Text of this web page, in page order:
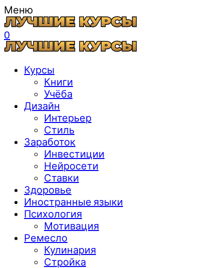
Меню
0
Курсы
Книги
Учёба
Дизайн
Интерьер
Стиль
Заработок
Инвестиции
Нейросети
Ставки
Здоровье
Иностранные языки
Психология
Мотивация
Ремесло
Кулинария
Стройка